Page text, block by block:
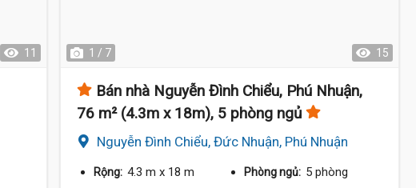
11 1 / 7 15
Bán nhà Nguyễn Đình Chiểu, Phú Nhuận,
76 m² (4.3m x 18m), 5 phòng ngủ
Nguyễn Đình Chiểu, Đức Nhuận, Phú Nhuận
Rộng: 4.3 m x 18 m Phòng ngủ: 5 phòng